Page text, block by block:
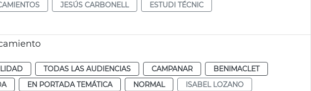
JESÚS CARBONELL
ESTUDI TÉCNIC
TODAS LAS AUDIENCIAS CAMPANAR
BENIMACLET
EN PORTADA TEMÁTICA NORMAL
ISABEL LOZANO